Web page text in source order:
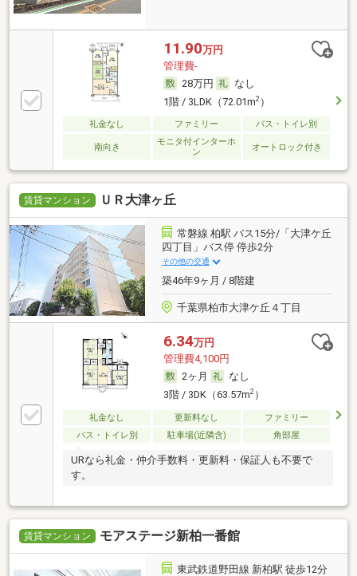
11.90万円
管理費-
28万円
なし
1階 / 3LDK（72.01m2）
礼金なし ファミリー バス・トイレ別
南向き
モニタ付インターホ
ン
オートロック付き
賃貸マンション ＵＲ大津ヶ丘
常磐線 柏駅 バス15分/「大津ケ丘
四丁目」バス停 停歩2分
その他の交通
築46年9ヶ月 / 8階建
千葉県柏市大津ケ丘４丁目
6.34万円
管理費4,100円
2ヶ月
なし
3階 / 3DK（63.57m2）
礼金なし 更新料なし
ファミリー
バス・トイレ別
駐車場(近隣含) 角部屋
URなら礼金・仲介手数料・更新料・保証人も不要で
す。
賃貸マンション モアステージ新柏一番館
東武鉄道野田線 新柏駅 徒歩12分